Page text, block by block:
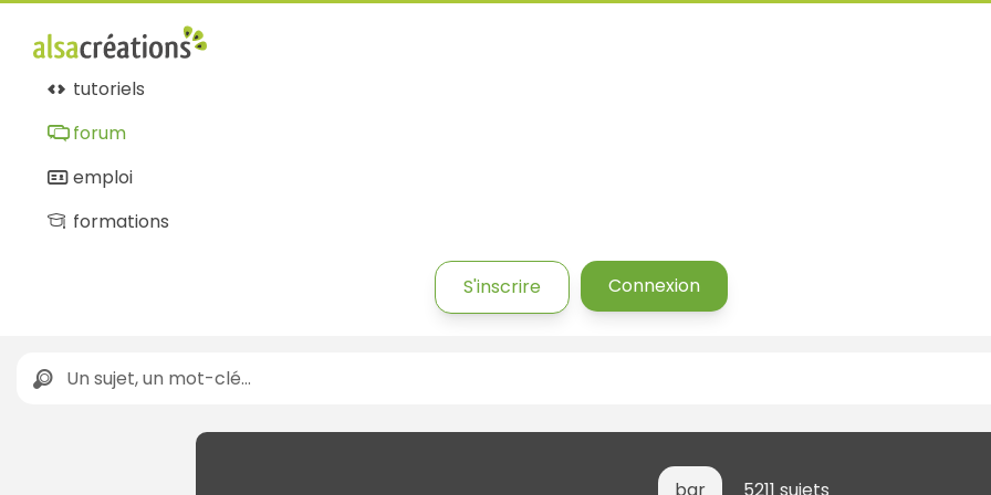
tutoriels
forum
emploi
formations
S'inscrire Connexion